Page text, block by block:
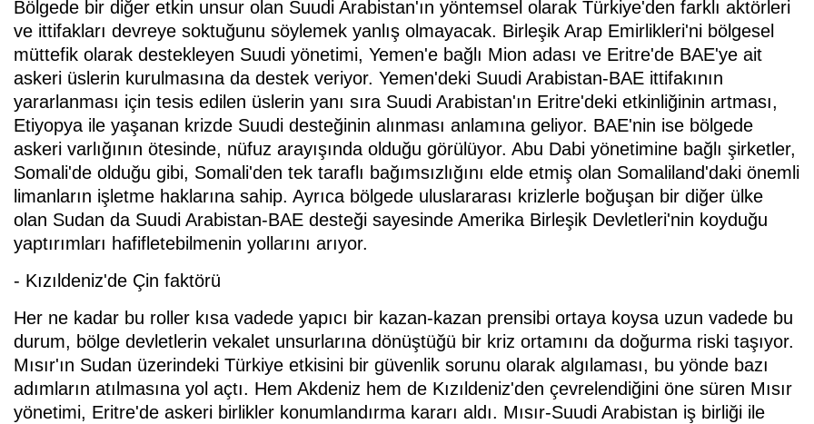
Bölgede bir diğer etkin unsur olan Suudi Arabistan'ın yöntemsel olarak Türkiye'den farklı aktörleri
ve ittifakları devreye soktuğunu söylemek yanlış olmayacak. Birleşik Arap Emirlikleri'ni bölgesel
müttefik olarak destekleyen Suudi yönetimi, Yemen'e bağlı Mion adası ve Eritre'de BAE'ye ait
askeri üslerin kurulmasına da destek veriyor. Yemen'deki Suudi Arabistan-BAE ittifakının
yararlanması için tesis edilen üslerin yanı sıra Suudi Arabistan'ın Eritre'deki etkinliğinin artması,
Etiyopya ile yaşanan krizde Suudi desteğinin alınması anlamına geliyor. BAE'nin ise bölgede
askeri varlığının ötesinde, nüfuz arayışında olduğu görülüyor. Abu Dabi yönetimine bağlı şirketler,
Somali'de olduğu gibi, Somali'den tek taraflı bağımsızlığını elde etmiş olan Somaliland'daki önemli
limanların işletme haklarına sahip. Ayrıca bölgede uluslararası krizlerle boğuşan bir diğer ülke
olan Sudan da Suudi Arabistan-BAE desteği sayesinde Amerika Birleşik Devletleri'nin koyduğu
yaptırımları hafifletebilmenin yollarını arıyor.
- Kızıldeniz'de Çin faktörü
Her ne kadar bu roller kısa vadede yapıcı bir kazan-kazan prensibi ortaya koysa uzun vadede bu
durum, bölge devletlerin vekalet unsurlarına dönüştüğü bir kriz ortamını da doğurma riski taşıyor.
Mısır'ın Sudan üzerindeki Türkiye etkisini bir güvenlik sorunu olarak algılaması, bu yönde bazı
adımların atılmasına yol açtı. Hem Akdeniz hem de Kızıldeniz'den çevrelendiğini öne süren Mısır
yönetimi, Eritre'de askeri birlikler konumlandırma kararı aldı. Mısır-Suudi Arabistan iş birliği ile